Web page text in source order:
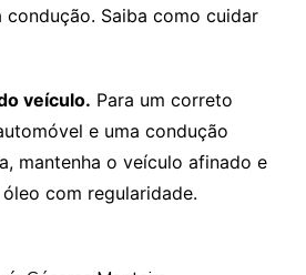
condução. Saiba como cuidar
veículo. Para um correto
e uma condução
mantenha o veículo afinado e
com regularidade.